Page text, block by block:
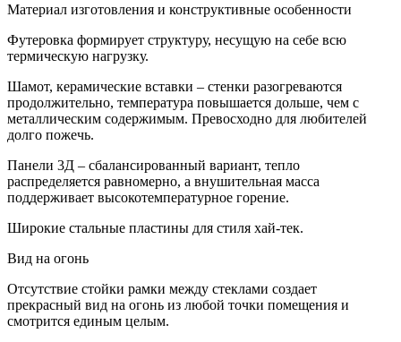
Материал изготовления и конструктивные особенности
Футеровка формирует структуру, несущую на себе всю
термическую нагрузку.
Шамот, керамические вставки – стенки разогреваются
продолжительно, температура повышается дольше, чем с
металлическим содержимым. Превосходно для любителей
долго пожечь.
Панели 3Д – сбалансированный вариант, тепло
распределяется равномерно, а внушительная масса
поддерживает высокотемпературное горение.
Широкие стальные пластины для стиля хай-тек.
Вид на огонь
Отсутствие стойки рамки между стеклами создает
прекрасный вид на огонь из любой точки помещения и
смотрится единым целым.